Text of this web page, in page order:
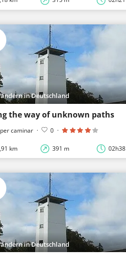
in Deutschland
the way of unknown paths
caminar · 0 ·
km 391 m 02h38
in Deutschland